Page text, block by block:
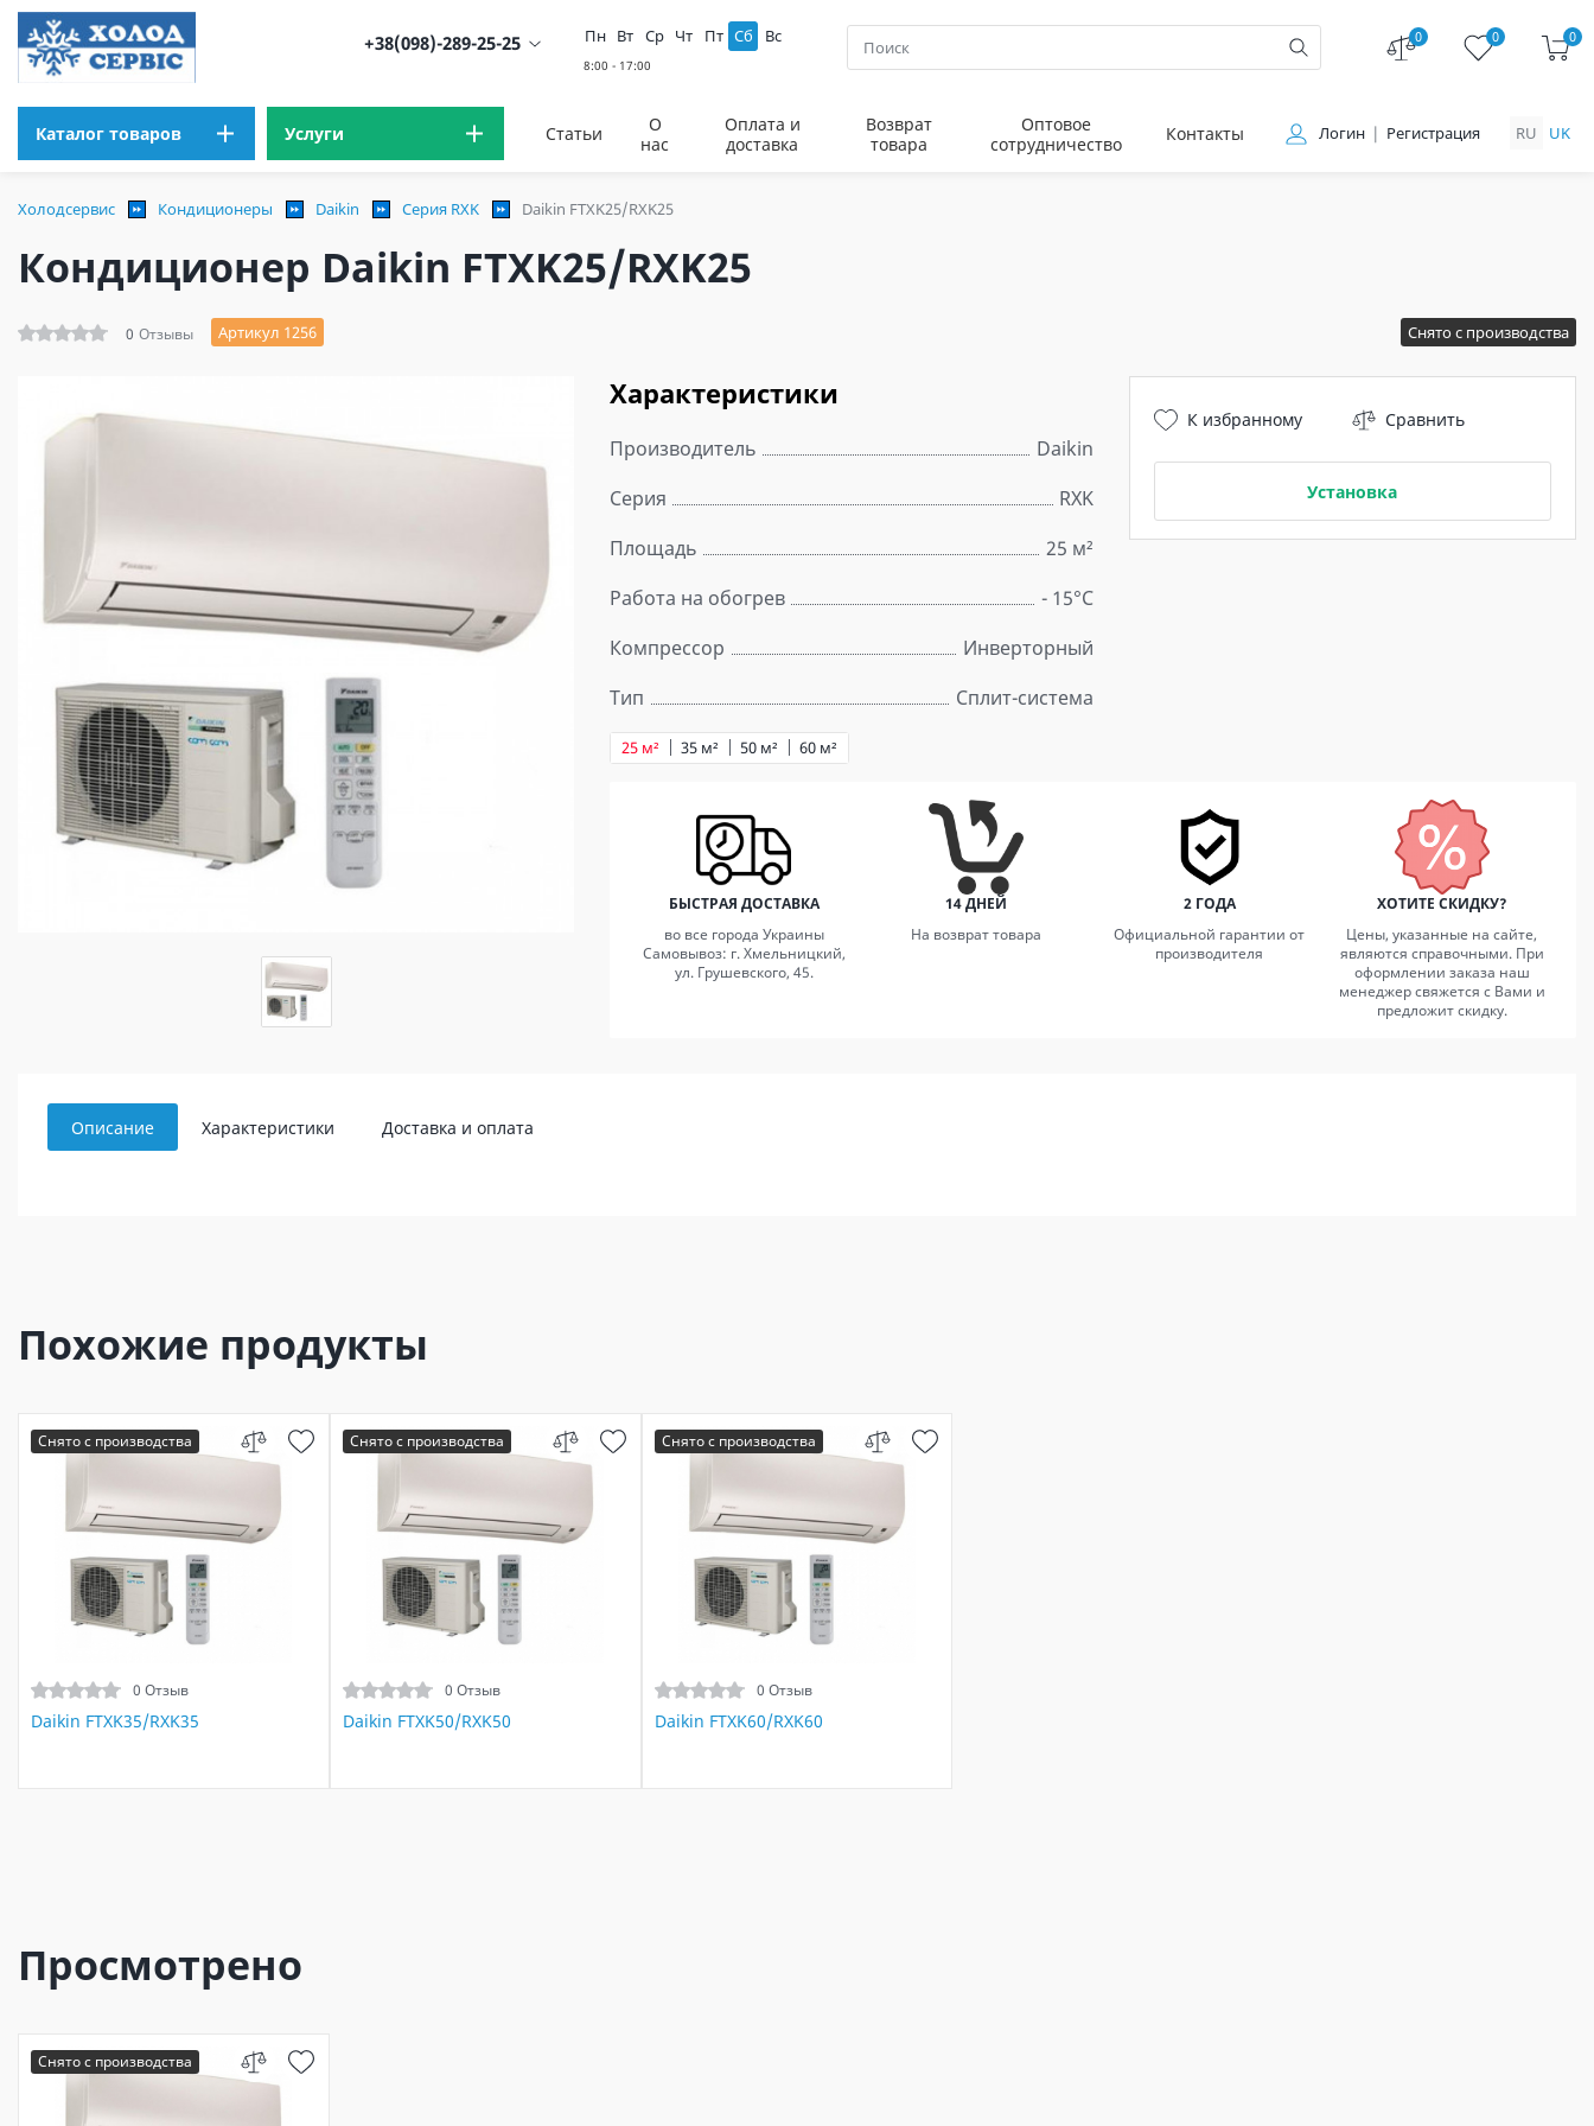
+38(098)-289-25-25 Пн Вт Ср Чт Пт Сб Вс 0 0 0
Каталог товаров Услуги Статьи
О
нас
Оплата и
доставка
Возврат
товара
Оптовое
сотрудничество
Контакты Логин Регистрация RU UK
Холодсервис Кондиционеры Daikin Серия RXK Daikin FTXK25/RXK25
Кондиционер Daikin FTXK25/RXK25
0 Отзывы Артикул 1256 Снято с производства
Характеристики
Производитель
Daikin
Серия
RXK
Площадь
25 м²
Работа на обогрев
- 15°С
Компрессор
Инверторный
Тип
Сплит-система
25 м² 35 м² 50 м² 60 м²
К избранному Сравнить
Установка
БЫСТРАЯ ДОСТАВКА
во все города Украины
Самовывоз: г. Хмельницкий,
ул. Грушевского, 45.
14 ДНЕЙ
На возврат товара
2 ГОДА
Официальной гарантии от
производителя
ХОТИТЕ СКИДКУ?
Цены, указанные на сайте,
являются справочными. При
оформлении заказа наш
менеджер свяжется с Вами и
предложит скидку.
Описание Характеристики Доставка и оплата
Похожие продукты
Снято с производства
0 Отзыв
Daikin FTXK35/RXK35
Снято с производства
0 Отзыв
Daikin FTXK50/RXK50
Снято с производства
0 Отзыв
Daikin FTXK60/RXK60
Просмотрено
Снято с производства